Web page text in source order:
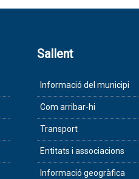
Sallent
Informació del municipi
Com arribar-hi
Transport
Entitats i associacions
Informació geogràfica